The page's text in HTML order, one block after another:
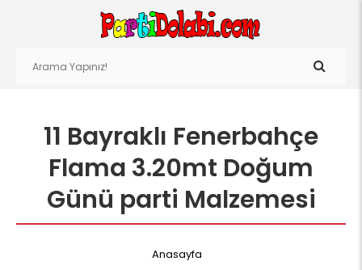
11 Bayraklı Fenerbahçe
Flama 3.20mt Doğum
Günü parti Malzemesi
Anasayfa